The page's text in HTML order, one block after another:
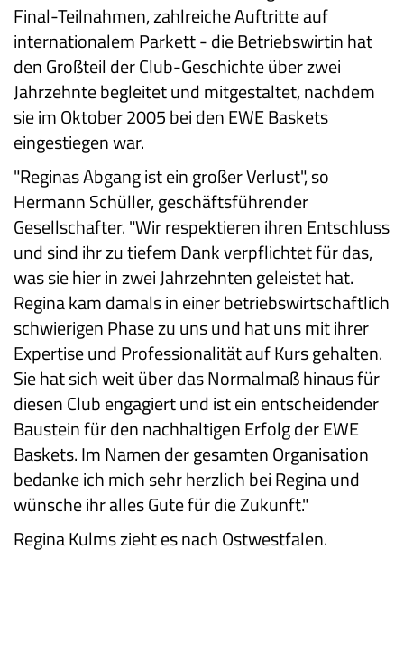
Final-Teilnahmen, zahlreiche Auftritte auf
internationalem Parkett - die Betriebswirtin hat
den Großteil der Club-Geschichte über zwei
Jahrzehnte begleitet und mitgestaltet, nachdem
sie im Oktober 2005 bei den EWE Baskets
eingestiegen war.
"Reginas Abgang ist ein großer Verlust", so
Hermann Schüller, geschäftsführender
Gesellschafter. "Wir respektieren ihren Entschluss
und sind ihr zu tiefem Dank verpflichtet für das,
was sie hier in zwei Jahrzehnten geleistet hat.
Regina kam damals in einer betriebswirtschaftlich
schwierigen Phase zu uns und hat uns mit ihrer
Expertise und Professionalität auf Kurs gehalten.
Sie hat sich weit über das Normalmaß hinaus für
diesen Club engagiert und ist ein entscheidender
Baustein für den nachhaltigen Erfolg der EWE
Baskets. Im Namen der gesamten Organisation
bedanke ich mich sehr herzlich bei Regina und
wünsche ihr alles Gute für die Zukunft."
Regina Kulms zieht es nach Ostwestfalen.